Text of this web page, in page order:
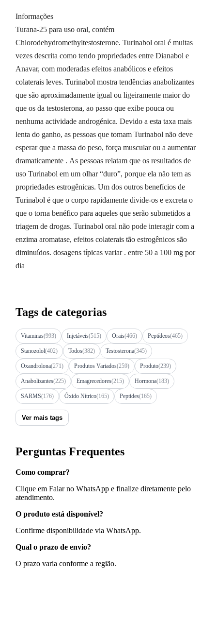
Informações
Turana-25 para uso oral, contém
Chlorodehydromethyltestosterone. Turinabol oral é muitas
vezes descrita como tendo propriedades entre Dianabol e
Anavar, com moderadas efeitos anabólicos e efeitos
colaterais leves. Turinabol mostra tendências anabolizantes
que são aproximadamente igual ou ligeiramente maior do
que os da testosterona, ao passo que exibe pouca ou
nenhuma actividade androgénica. Devido a esta taxa mais
lenta do ganho, as pessoas que tomam Turinabol não deve
esperar que a massa do peso, força muscular ou a aumentar
dramaticamente . As pessoas relatam que os resultados de
uso Turinabol em um olhar “duro”, porque ela não tem as
propriedades estrogênicas. Um dos outros benefícios de
Turinabol é que o corpo rapidamente divide-os e excreta o
que o torna benéfico para aqueles que serão submetidos a
triagem de drogas. Turinabol oral não pode interagir com a
enzima aromatase, efeitos colaterais tão estrogênicos são
diminuídos. dosagens típicas variar . entre 50 a 100 mg por
dia
Tags de categorias
Vitaminas(993) Injetáveis(515) Orais(466) Peptídeos(465)
Stanozolol(402) Todos(382) Testosterona(345)
Oxandrolona(271) Produtos Variados(259) Produto(239)
Anabolizantes(225) Emagrecedores(215) Hormona(183)
SARMS(176) Óxido Nítrico(165) Peptides(165)
Ver mais tags
Perguntas Frequentes
Como comprar?
Clique em Falar no WhatsApp e finalize diretamente pelo
atendimento.
O produto está disponível?
Confirme disponibilidade via WhatsApp.
Qual o prazo de envio?
O prazo varia conforme a região.